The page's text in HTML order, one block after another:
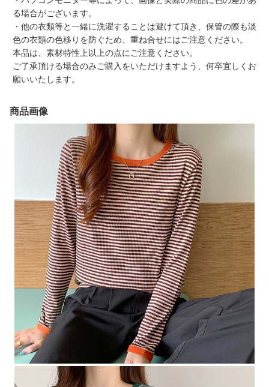
る場合がございます。
・他の衣類等と一緒に洗濯することは避けて頂き、保管の際も淡
色の衣類の色移りを防ぐため、重ね合せにはご注意ください。
本品は、素材特性上以上の点にご注意ください。
ご了承頂ける場合のみご購入をいただけますよう、何卒宜しくお
願いいたします。
商品画像